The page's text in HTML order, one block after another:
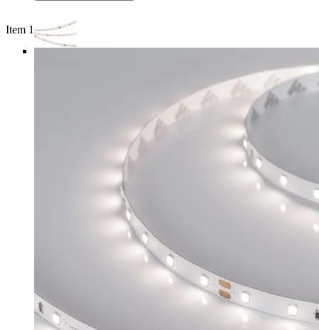
Item 1 of 4